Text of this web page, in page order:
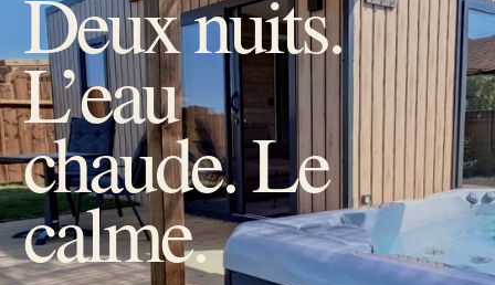
Deux nuits.
L’eau
chaude. Le
calme.